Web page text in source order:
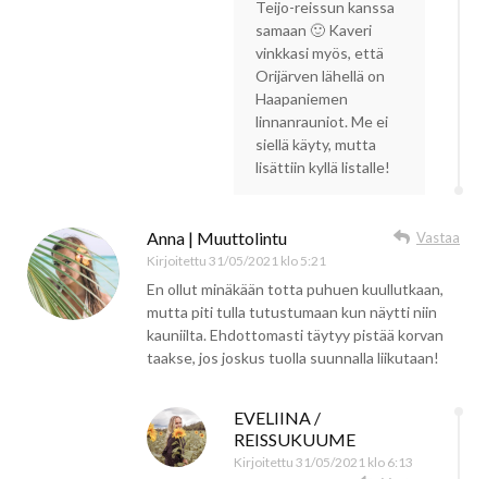
Teijo-reissun kanssa
samaan 🙂 Kaveri
vinkkasi myös, että
Orijärven lähellä on
Haapaniemen
linnanrauniot. Me ei
siellä käyty, mutta
lisättiin kyllä listalle!
Anna | Muuttolintu
Kirjoitettu 31/05/2021 klo 5:21
Vastaa
En ollut minäkään totta puhuen kuullutkaan,
mutta piti tulla tutustumaan kun näytti niin
kauniilta. Ehdottomasti täytyy pistää korvan
taakse, jos joskus tuolla suunnalla liikutaan!
EVELIINA /
REISSUKUUME
Kirjoitettu 31/05/2021 klo 6:13